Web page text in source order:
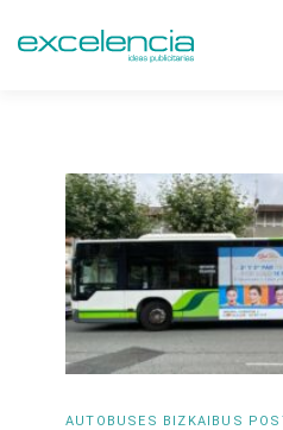
AUTOBUSES BIZKAIBUS